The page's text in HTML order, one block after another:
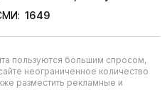
1649
пользуются большим спросом,
неограниченное количество
разместить рекламные и